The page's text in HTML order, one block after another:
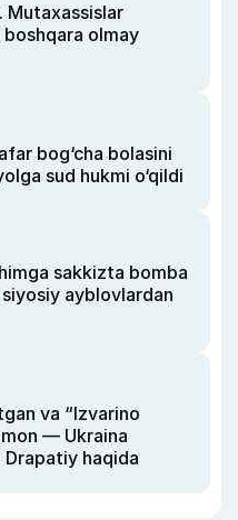
Mutaxassislar
olmay
bog‘cha bolasini
sud hukmi o‘qildi
sakkizta bomba
siyosiy ayblovlardan
va “Izvarino
— Ukraina
Drapatiy haqida